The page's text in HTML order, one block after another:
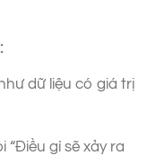
dữ liệu có giá trị
“Điều gì sẽ xảy ra